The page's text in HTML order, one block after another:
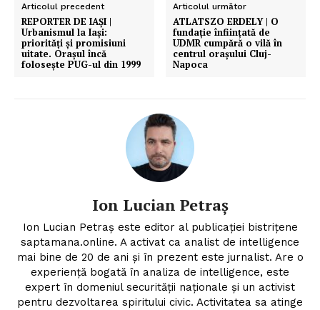
Articolul precedent
REPORTER DE IAȘI |
Urbanismul la Iași:
priorități și promisiuni
uitate. Orașul încă
folosește PUG-ul din 1999
Articolul următor
ATLATSZO ERDELY | O
fundație înființată de
UDMR cumpără o vilă în
centrul orașului Cluj-
Napoca
Ion Lucian Petraș
Ion Lucian Petraș este editor al publicației bistrițene
saptamana.online. A activat ca analist de intelligence
mai bine de 20 de ani și în prezent este jurnalist. Are o
experiență bogată în analiza de intelligence, este
expert în domeniul securității naționale și un activist
pentru dezvoltarea spiritului civic. Activitatea sa atinge